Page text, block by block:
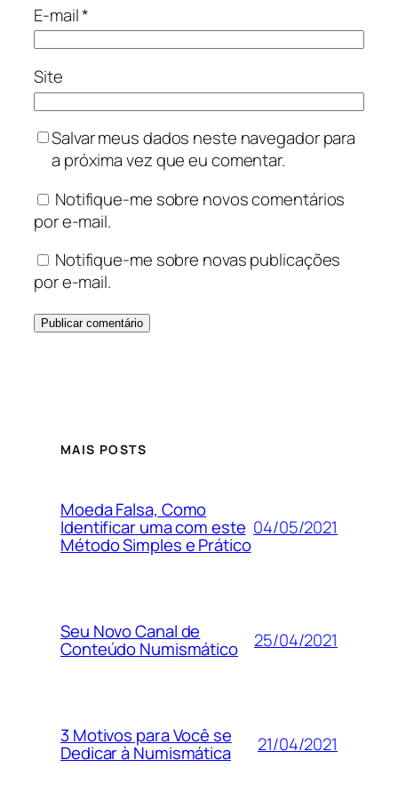
E-mail*
Site
Salvar meus dados neste navegador para
a próxima vez que eu comentar.
Notifique-me sobre novos comentários
por e-mail.
Notifique-me sobre novas publicações
por e-mail.
MAIS POSTS
Moeda Falsa, Como
Identificar uma com este
Método Simples e Prático
04/05/2021
Seu Novo Canal de
Conteúdo Numismático 25/04/2021
3 Motivos para Você se
Dedicar à Numismática 21/04/2021